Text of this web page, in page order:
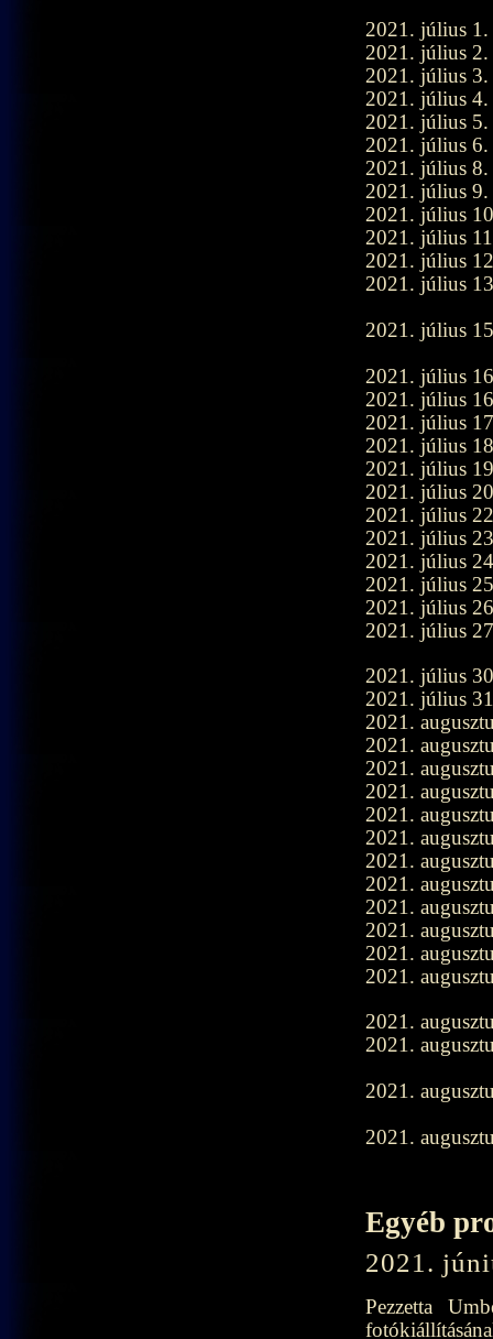
2021. július
2021. július
2021. július
2021. július 4.
2021. július
2021. július
2021. július
2021. július
2021. július
2021. július
2021. július
2021. július
2021. július
2021. július
2021. július
2021. július
2021. július
2021. július
2021. július
2021. július
2021. július
2021. július
2021. július
2021. július
2021. július
2021. július
2021. július
2021.
2021.
2021.
2021.
2021.
2021.
2021.
2021.
2021.
2021.
2021.
2021.
2021.
2021.
2021.
2021.
Egyéb
2021.
Pezzetta